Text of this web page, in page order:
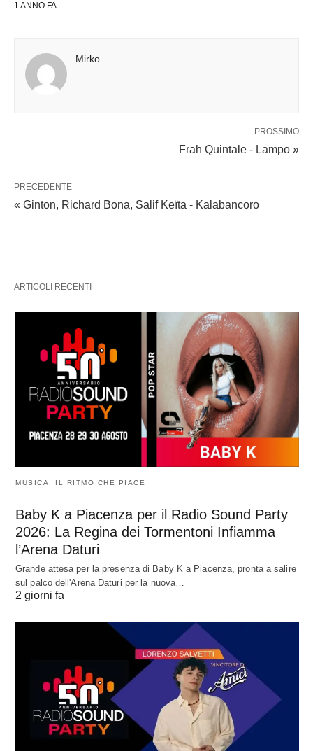
1 ANNO FA
Mirko
PROSSIMO
Frah Quintale - Lampo »
PRECEDENTE
« Ginton, Richard Bona, Salif Keïta - Kalabancoro
ARTICOLI RECENTI
MUSICA, IL RITMO CHE PIACE
Baby K a Piacenza per il Radio Sound Party
2026: La Regina dei Tormentoni Infiamma
l’Arena Daturi
Grande attesa per la presenza di Baby K a Piacenza, pronta a salire
sul palco dell'Arena Daturi per la nuova…
2 giorni fa